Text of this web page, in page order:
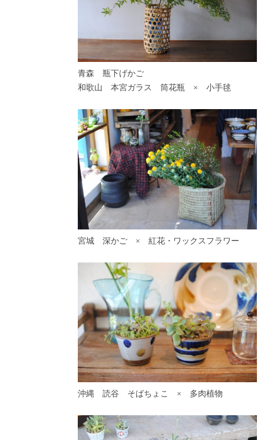
青森 瓶下げかご
和歌山 本宮ガラス 筒花瓶 × 小手毬
宮城 深かご × 紅花・ワックスフラワー
沖縄 読谷 そばちょこ × 多肉植物